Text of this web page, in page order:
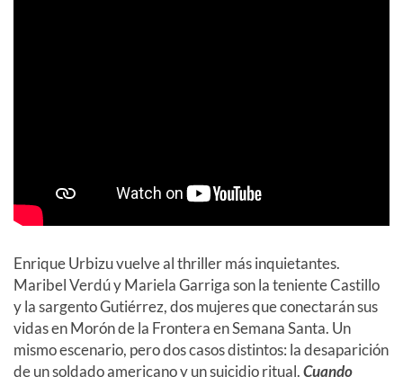
Enrique Urbizu vuelve al thriller más inquietantes.
Maribel Verdú y Mariela Garriga son la teniente Castillo
y la sargento Gutiérrez, dos mujeres que conectarán sus
vidas en Morón de la Frontera en Semana Santa. Un
mismo escenario, pero dos casos distintos: la desaparición
de un soldado americano y un suicidio ritual.Cuando